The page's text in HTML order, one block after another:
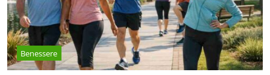
Benessere